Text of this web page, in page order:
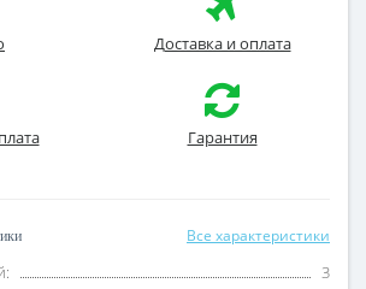
Доставка и оплата
Гарантия
Все характеристики
3